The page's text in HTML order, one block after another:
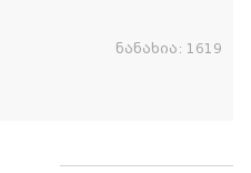
ნანახია: 1619